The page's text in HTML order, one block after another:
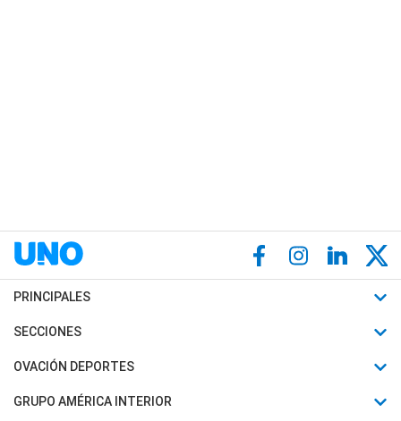
PRINCIPALES
Últimas Noticias
Política
SECCIONES
Horóscopo
Motores
OVACIÓN DEPORTES
Fútbol
GRUPO AMÉRICA INTERIOR